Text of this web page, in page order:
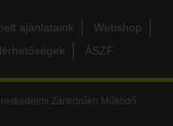
ajánlataink
Webshop
ÁSZF
Zártkörűen Működő